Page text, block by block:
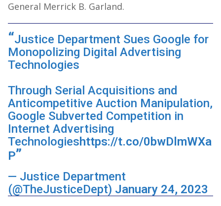
General Merrick B. Garland.
Justice Department Sues Google for
Monopolizing Digital Advertising
Technologies
Through Serial Acquisitions and
Anticompetitive Auction Manipulation,
Google Subverted Competition in
Internet Advertising
Technologieshttps://t.co/0bwDlmWXa
P
— Justice Department
(@TheJusticeDept) January 24, 2023